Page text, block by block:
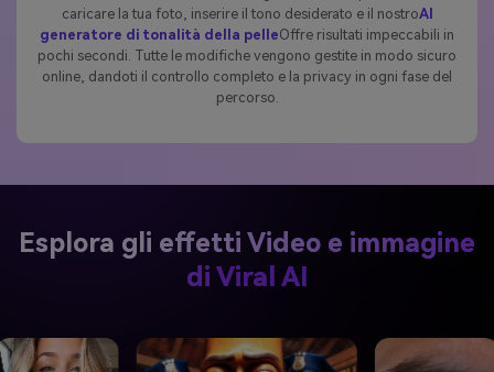
caricare la tua foto, inserire il tono desiderato e il nostroAI
generatore di tonalità della pelleOffre risultati impeccabili in
pochi secondi. Tutte le modifiche vengono gestite in modo sicuro
online, dandoti il controllo completo e la privacy in ogni fase del
percorso.
Esplora gli effetti Video e immagine
di Viral AI